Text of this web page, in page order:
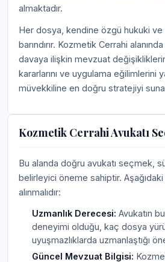
almaktadır.
Her dosya, kendine özgü hukuki
barındırır. Kozmetik Cerrahi
davaya ilişkin mevzuat
kararlarını ve uygulama eğilimlerini
müvekkiline en doğru stratejiyi
Kozmetik Cerrahi Avukatı
Bu alanda doğru avukatı seçmek,
belirleyici öneme sahiptir.
alınmalıdır:
Uzmanlık Derecesi: Avukatın
deneyimi olduğu, kaç dosya
uyuşmazlıklarda uzmanlaştığı
Güncel Mevzuat Bilgisi: